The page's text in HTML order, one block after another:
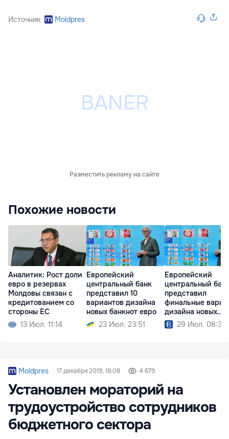
Источник Moldpres
Разместить рекламу на сайте
Похожие новости
Аналитик: Рост доли
евро в резервах
Молдовы связан с
кредитованием со
стороны ЕС
13 Июл. 11:14
Европейский
центральный банк
представил 10
вариантов дизайна
новых банкнот евро
23 Июл. 23:51
Европейский
центральный
представил
финальные
дизайна новых
банкнот евро
29 Июл. 08:39
Moldpres 17 декабря 2019, 18:08 4 679
Установлен мораторий на
трудоустройство сотрудников
бюджетного сектора